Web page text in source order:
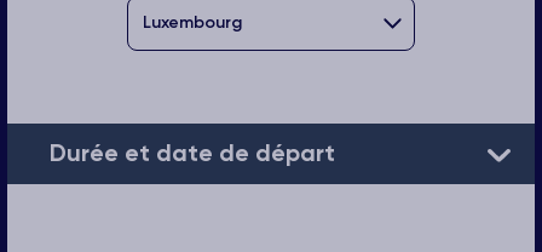
Durée et date de départ